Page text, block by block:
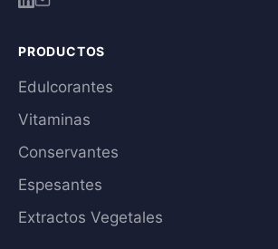
PRODUCTOS
Edulcorantes
Vitaminas
Conservantes
Espesantes
Extractos Vegetales